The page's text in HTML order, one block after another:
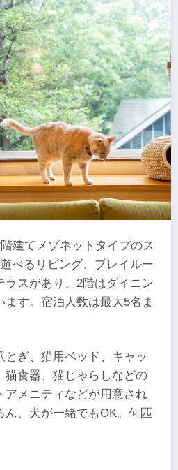
建てメゾネットタイプのス
べるリビング、プレイルー
ラスがあり、2階はダイニン
ます。宿泊人数は最大5名ま
とぎ、猫用ベッド、キャッ
猫食器、猫じゃらしなどの
アメニティなどが用意され
ん、犬が一緒でもOK。何匹